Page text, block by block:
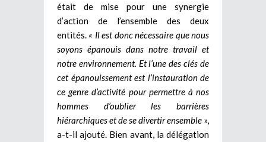
était de mise pour une synergie
d’action de l’ensemble des deux
entités. « Il est donc nécessaire que nous
soyons épanouis dans notre travail et
notre environnement. Et l’une des clés de
cet épanouissement est l’instauration de
ce genre d’activité pour permettre à nos
hommes d’oublier les barrières
hiérarchiques et de se divertir ensemble »,
a-t-il ajouté. Bien avant, la délégation